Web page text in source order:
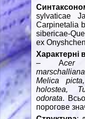
sylvaticae
Carpinetalia
sibericae-
ex
Характерні
– Acer
Melica
holostea,
odorata.
порогове